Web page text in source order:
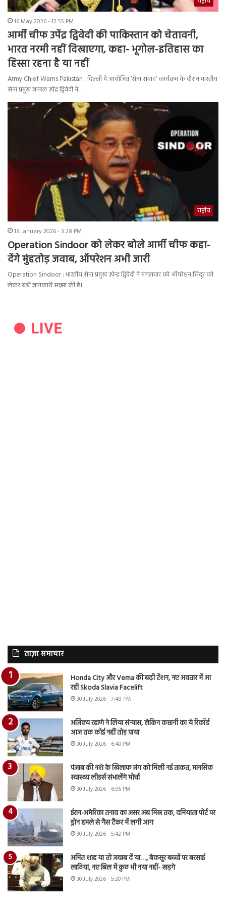
16 May 2026 - 12:55 PM
आर्मी चीफ उपेंद्र द्विवेदी की पाकिस्तान को चेतावनी,
भारत नरमी नहीं दिखाएगा, कहा- भूगोल-इतिहास का
हिस्सा रहना है या नहीं
Army Chief Warns Pakistan : दिल्ली में आयोजित ‘सेना संवाद’ कार्यक्रम के दौरान भारतीय
सेना प्रमुख जनरल उपेंद्र द्विवेदी ने…
राष्ट्रीय
13 January 2026 - 3:28 PM
Operation Sindoor को लेकर बोले आर्मी चीफ कहा-
देंगे मुंहतोड़ जवाब, ऑपरेशन अभी जारी
Operation Sindoor : भारतीय सेना प्रमुख उपेन्द्र द्विवेदी ने मंगलवार को ऑपरेशन सिंदूर को
लेकर बड़ी जानकारी साझा की है।…
ताज़ा समाचार
Honda City और Verna की बढ़ी टेंशन, नए अवतार में आ
रही Skoda Slavia Facelift
30 July 2026 - 7:48 PM
अजिंक्य रहाणे ने लिया संन्यास, लेकिन कप्तानी का ये रिकॉर्ड
आज तक कोई नहीं तोड़ पाया
30 July 2026 - 6:40 PM
पंजाब की नशे के खिलाफ जंग को मिली नई ताकत, मानसिक
स्वास्थ्य लीडर्स संभालेंगे मोर्चा
30 July 2026 - 6:06 PM
ईरान-अमेरिका तनाव का असर अब मिस्र तक, दमियाता पोर्ट पर
ड्रोन हमले से गैस टैंकर में लगी आग
30 July 2026 - 5:42 PM
अमित शाह या तो जवाब दें या…., बेकसूर बच्चों पर बरसाई
लाठियां, नए बिल में कुछ भी नया नहीं- खड़गे
30 July 2026 - 5:20 PM